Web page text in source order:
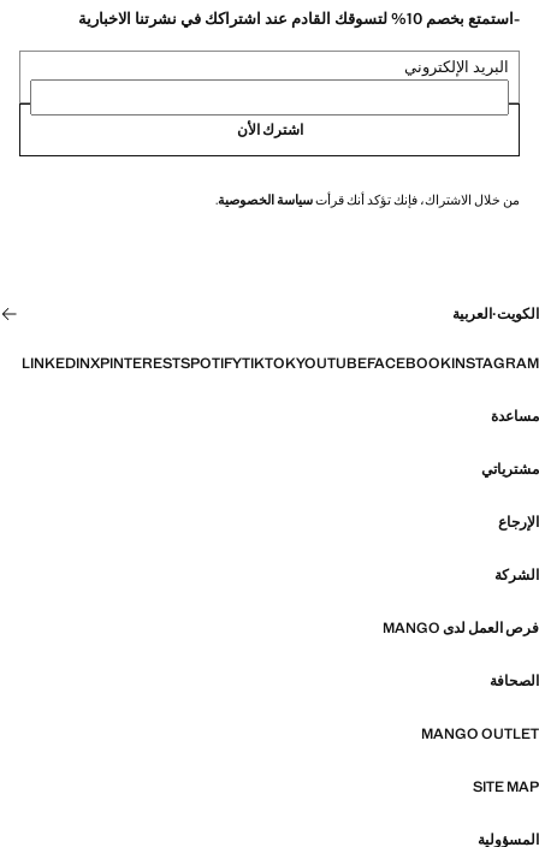
-استمتع بخصم 10% لتسوقك القادم عند اشتراكك في نشرتنا الاخبارية
البريد الإلكتروني
اشترك الأن
من خلال الاشتراك، فإنك تؤكد أنك قرأتسياسة الخصوصية.
الكويت·العربية
INSTAGRAM
FACEBOOK
YOUTUBE
TIKTOK
SPOTIFY
PINTEREST
X
LINKEDIN
مساعدة
مشترياتي
الإرجاع
الشركة
فرص العمل لدى MANGO
الصحافة
MANGO OUTLET
SITE MAP
المسؤولية